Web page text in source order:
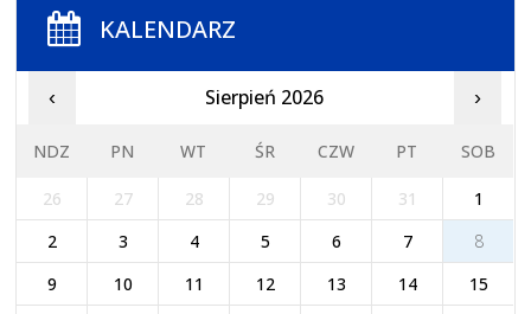
KALENDARZ
‹ Sierpień 2026 ›
NDZ PN WT ŚR CZW PT SOB
26 27 28 29 30 31
1
2
3 4 5 6 7
8
9
10 11 12 13 14
15